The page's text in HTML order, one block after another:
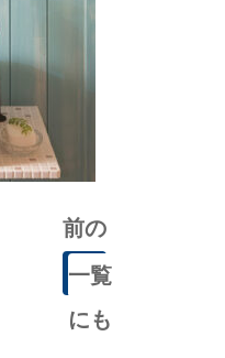
前の
記事
一覧
にも